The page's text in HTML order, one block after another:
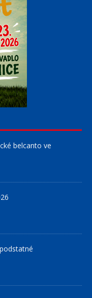
belcanto ve